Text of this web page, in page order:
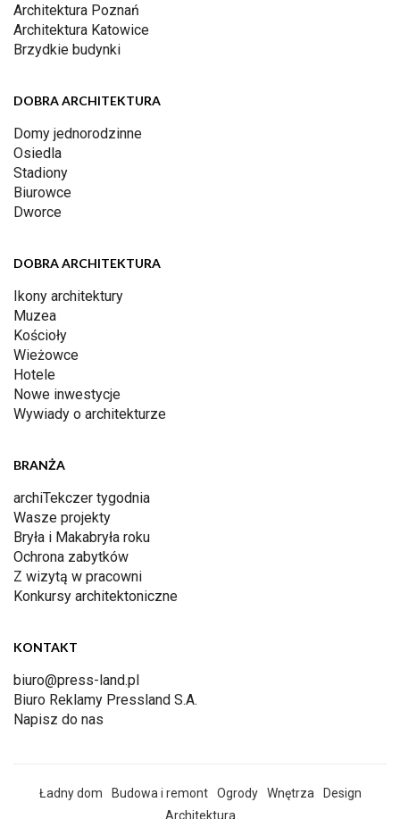
Architektura Poznań
Architektura Katowice
Brzydkie budynki
DOBRA ARCHITEKTURA
Domy jednorodzinne
Osiedla
Stadiony
Biurowce
Dworce
DOBRA ARCHITEKTURA
Ikony architektury
Muzea
Kościoły
Wieżowce
Hotele
Nowe inwestycje
Wywiady o architekturze
BRANŻA
archiTekczer tygodnia
Wasze projekty
Bryła i Makabryła roku
Ochrona zabytków
Z wizytą w pracowni
Konkursy architektoniczne
KONTAKT
biuro@press-land.pl
Biuro Reklamy Pressland S.A.
Napisz do nas
Ładny dom Budowa i remont Ogrody Wnętrza
Design
Architektura